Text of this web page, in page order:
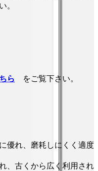
。
ら をご覧下さい。
優れ、磨耗しにくく適度
、古くから広く利用され